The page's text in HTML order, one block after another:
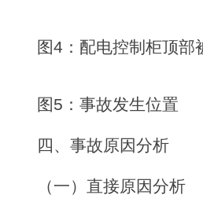
图4：配电控制柜顶部
图5：事故发生位置
四、事故原因分析
（一）直接原因分析